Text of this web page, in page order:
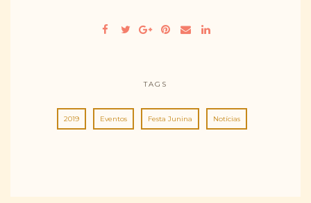
TAGS
2019 Eventos Festa Junina Notícias